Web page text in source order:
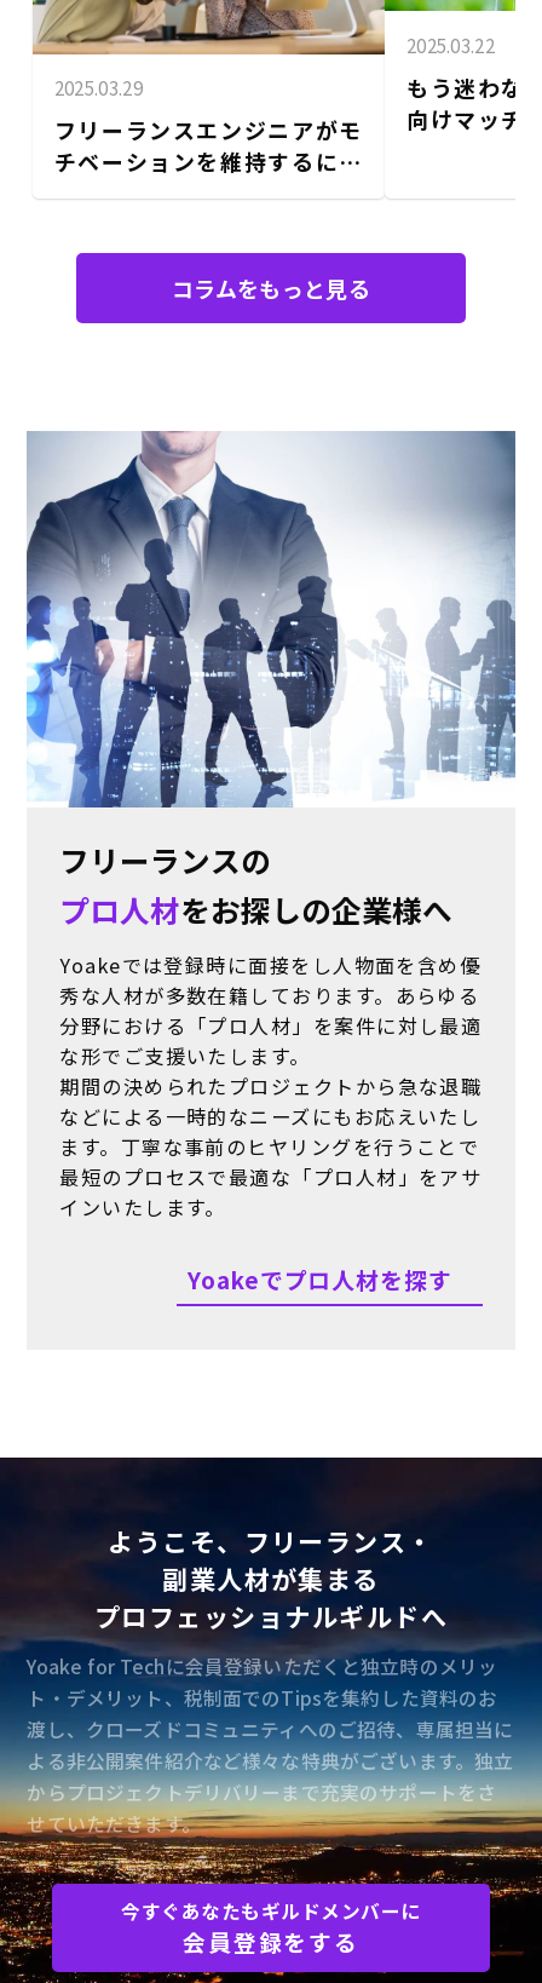
2025.03.29
フリーランスエンジニアがモ
チベーションを維持するに
は？仲間たちのリアルな工夫
2025.03.22
もう迷わな
向けマッチ
コラムをもっと見る
フリーランスの
プロ人材をお探しの企業様へ
Yoakeでは登録時に面接をし人物面を含め優
秀な人材が多数在籍しております。あらゆる
分野における「プロ人材」を案件に対し最適
な形でご支援いたします。
期間の決められたプロジェクトから急な退職
などによる一時的なニーズにもお応えいたし
ます。丁寧な事前のヒヤリングを行うことで
最短のプロセスで最適な「プロ人材」をアサ
インいたします。
Yoakeでプロ人材を探す
ようこそ、フリーランス・
副業人材が集まる
プロフェッショナルギルドへ
Yoake for Techに会員登録いただくと独立時のメリッ
ト・デメリット、税制面でのTipsを集約した資料のお
渡し、クローズドコミュニティへのご招待、専属担当に
よる非公開案件紹介など様々な特典がございます。独立
からプロジェクトデリバリーまで充実のサポートをさ
せていただきます。
今すぐあなたもギルドメンバーに
会員登録をする